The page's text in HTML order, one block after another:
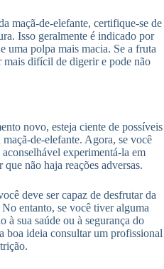
maçã-de-elefante, certifique-se de
Isso geralmente é indicado por
uma polpa mais macia. Se a fruta
mais difícil de digerir e pode não
novo, esteja ciente de possíveis
de-elefante. Agora, se você
experimentá-la em
não haja reações adversas.
deve ser capaz de desfrutar da
entanto, se você tiver alguma
à sua saúde ou à segurança do
boa ideia consultar um profissional